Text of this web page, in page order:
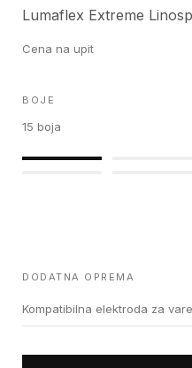
Lumaflex Extreme
Cena na upit
BOJE
15 boja
DODATNA OPREMA
Kompatibilna elektroda za